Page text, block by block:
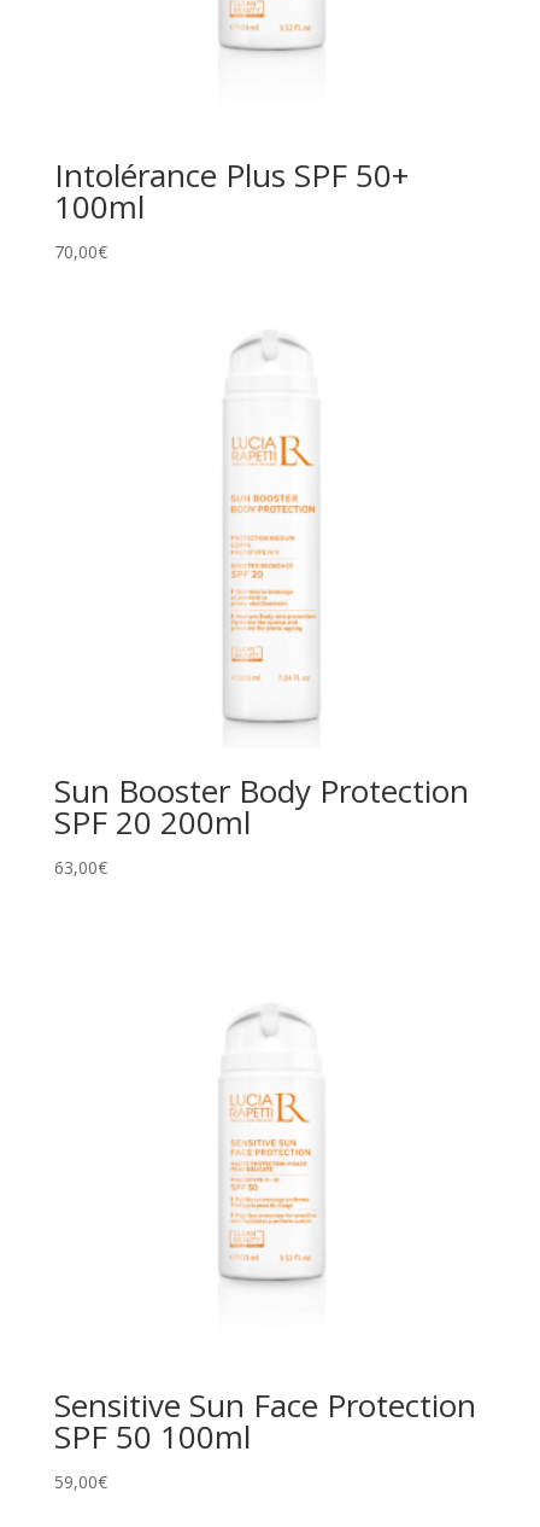
Intolérance Plus SPF 50+
100ml
70,00€
Sun Booster Body Protection
SPF 20 200ml
63,00€
Sensitive Sun Face Protection
SPF 50 100ml
59,00€